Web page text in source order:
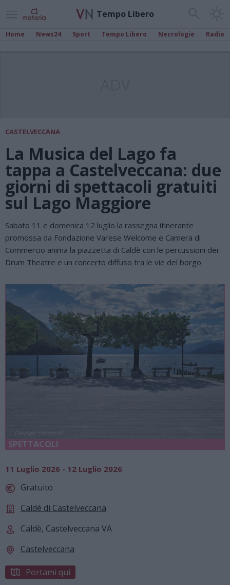
Tempo Libero
Home News24 Sport Tempo Libero Necrologie Radio
CASTELVECCANA
La Musica del Lago fa
tappa a Castelveccana: due
giorni di spettacoli gratuiti
sul Lago Maggiore
Sabato 11 e domenica 12 luglio la rassegna itinerante
promossa da Fondazione Varese Welcome e Camera di
Commercio anima la piazzetta di Caldè con le percussioni dei
Drum Theatre e un concerto diffuso tra le vie del borgo
SPETTACOLI
11 Luglio 2026 - 12 Luglio 2026
Gratuito
Caldè di Castelveccana
Caldè, Castelveccana VA
Castelveccana
Portami qui